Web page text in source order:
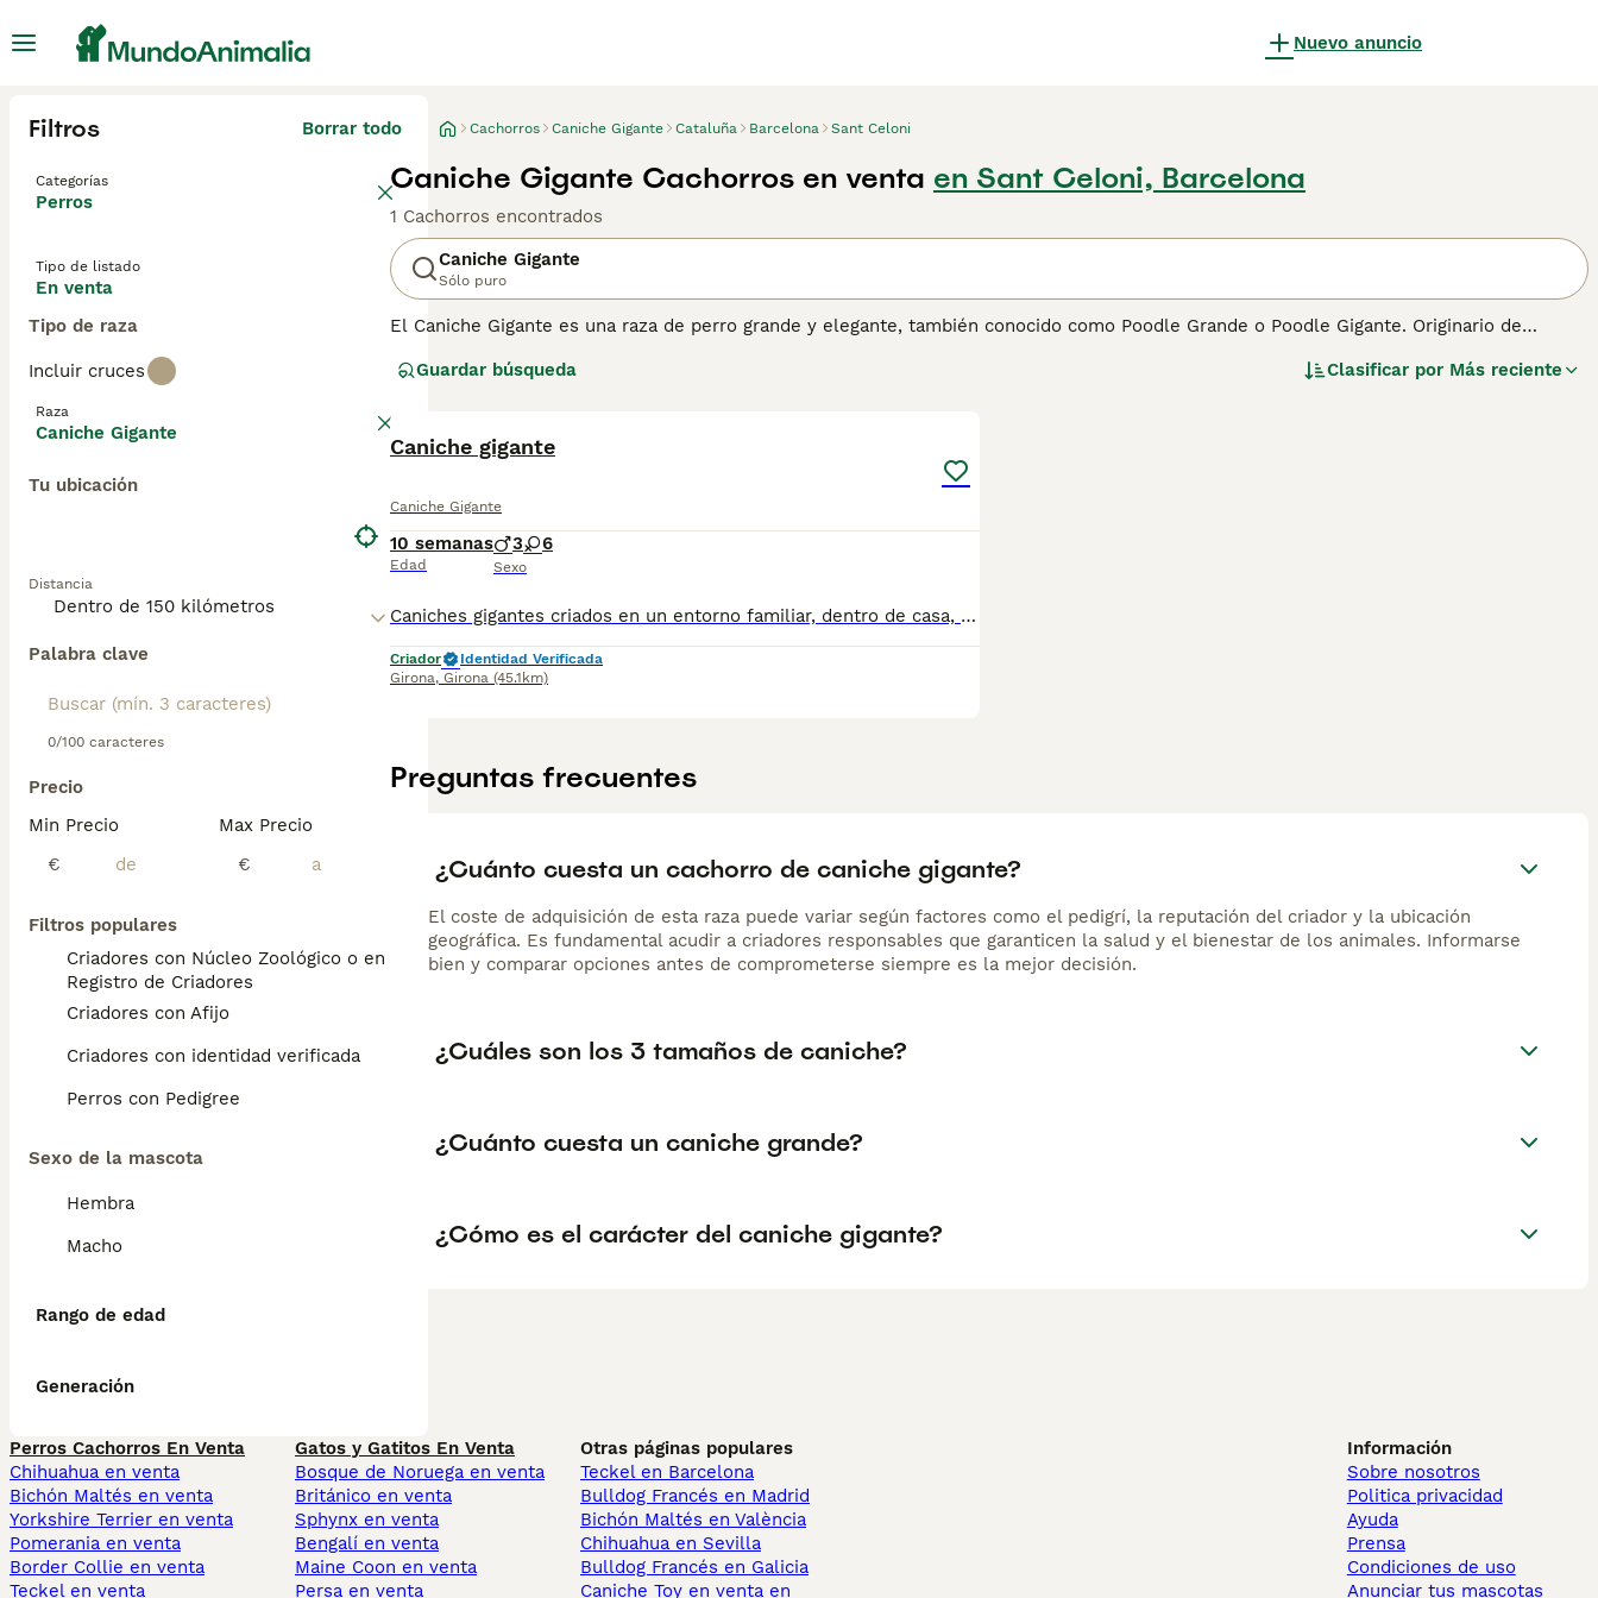
Nuevo anuncio
Filtros Borrar todo
Categorías
Perros
Tipo de listado
En venta
Tipo de raza
Incluir cruces
Raza
Caniche Gigante
Tu ubicación
Distancia
Palabra clave
0/100 caracteres
Precio
Min Precio
€
Max Precio
€
Filtros populares
Criadores con Núcleo Zoológico o en el
Registro de Criadores
Criadores con Afijo
Criadores con identidad verificada
Perros con Pedigree
Sexo de la mascota
Hembra
Macho
Rango de edad
Generación
Cachorros Caniche Gigante Cataluña Barcelona Sant Celoni
Caniche Gigante Cachorros en venta en Sant Celoni, Barcelona
1 Cachorros encontrados
Caniche Gigante
Sólo puro
El Caniche Gigante es una raza de perro grande y elegante, también conocido como Poodle Grande o Poodle Gigante. Originario de
y agilidad características de la raza, siendo un excelente compañero tanto para actividades al aire libre como para la vida en el hogar. Su
un temperamento equilibrado y una presencia imponente.
Guardar búsqueda Clasificar por Más reciente
Caniche gigante
Caniche Gigante
10 semanas
Edad
3 6
Sexo
Caniches gigantes criados en un entorno familiar, dentro de casa, donde forman parte de nuestra vida diaria desde el primer momento. Padre Balakai de Okarina's : Campeón de España y Europa, con una morfología excepcional, carácter equilibrado y excelente genética. Los padres estan testados de enfermedades genéticas. Mas información WhatsApp 666093255
Criador
Identidad Verificada
Girona, Girona (45.1km)
Preguntas frecuentes
¿Cuánto cuesta un cachorro de caniche gigante?
El coste de adquisición de esta raza puede variar según factores como el pedigrí, la reputación del criador y la ubicación
geográfica. Es fundamental acudir a criadores responsables que garanticen la salud y el bienestar de los animales. Informarse
bien y comparar opciones antes de comprometerse siempre es la mejor decisión.
¿Cuáles son los 3 tamaños de caniche?
¿Cuánto cuesta un caniche grande?
¿Cómo es el carácter del caniche gigante?
Perros Cachorros En Venta
Chihuahua en venta
Bichón Maltés en venta
Yorkshire Terrier en venta
Pomerania en venta
Border Collie en venta
Teckel en venta
Gatos y Gatitos En Venta
Bosque de Noruega en venta
Británico en venta
Sphynx en venta
Bengalí en venta
Maine Coon en venta
Persa en venta
Otras páginas populares
Teckel en Barcelona
Bulldog Francés en Madrid
Bichón Maltés en València
Chihuahua en Sevilla
Bulldog Francés en Galicia
Caniche Toy en venta en
Información
Sobre nosotros
Politica privacidad
Ayuda
Prensa
Condiciones de uso
Anunciar tus mascotas